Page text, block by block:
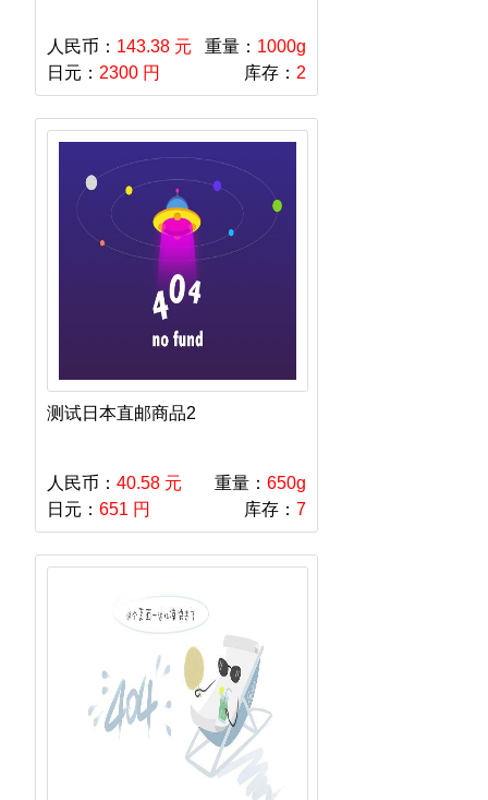
人民币： 143.38 元 重量： 1000g
日元： 2300 円 库存： 2
测试日本直邮商品2
人民币： 40.58 元 重量： 650g
日元： 651 円 库存： 7